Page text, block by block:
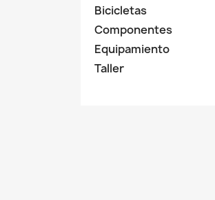
Bicicletas
Componentes
Equipamiento
Taller